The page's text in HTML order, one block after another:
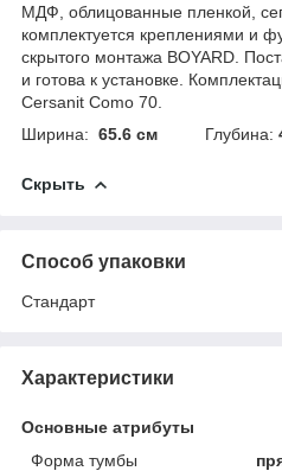
МДФ, облицованные пленкой,
комплектуется креплениями и
скрытого монтажа BOYARD.
и готова к установке.
Cersanit Como 70.
Ширина: 65.6 см Глубина:
Скрыть
Способ упаковки
Стандарт
Характеристики
Основные атрибуты
Форма тумбы